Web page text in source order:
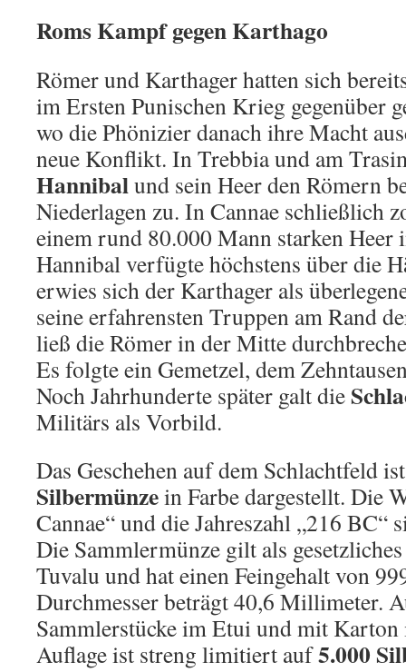
Roms Kampf gegen Karthago
Römer und Karthager hatten sich
im Ersten Punischen Krieg gegenüber
wo die Phönizier danach ihre Macht
neue Konflikt. In Trebbia und am
Hannibalund sein Heer den Römern
Niederlagen zu. In Cannae schließlich
einem rund 80.000 Mann starken Heer
Hannibal verfügte höchstens über die
erwies sich der Karthager als
seine erfahrensten Truppen am Rand
ließ die Römer in der Mitte
Es folgte ein Gemetzel, dem
Noch Jahrhunderte später galt die
Militärs als Vorbild.
Das Geschehen auf dem Schlachtfeld
Silbermünzein Farbe dargestellt. Die
Cannae“ und die Jahreszahl „216 BC“
Die Sammlermünze gilt als
Tuvalu und hat einen Feingehalt von
Durchmesser beträgt 40,6 Millimeter.
Sammlerstücke im Etui und mit
Auflage ist streng limitiert auf5.000